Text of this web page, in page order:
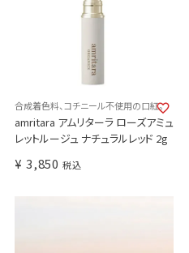
合成着色料、コチニール不使用の口紅。
amritara アムリターラ ローズアミュ
レットルージュ ナチュラルレッド 2g
¥ 3,850 税込